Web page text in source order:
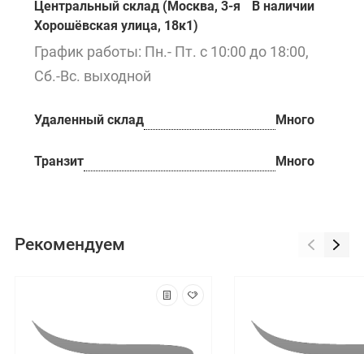
Центральный склад (Москва, 3-я
Хорошёвская улица, 18к1)
В наличии
График работы: Пн.- Пт. с 10:00 до 18:00,
Сб.-Вс. выходной
Удаленный склад Много
Транзит Много
Рекомендуем